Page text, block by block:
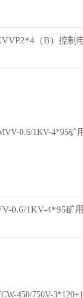
（B）控制
0.6/1KV-4*95矿